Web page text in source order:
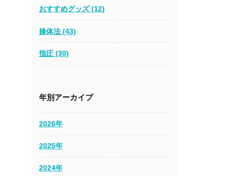
おすすめグッズ (12)
操体法 (43)
指圧 (30)
年別アーカイブ
2026年
2025年
2024年